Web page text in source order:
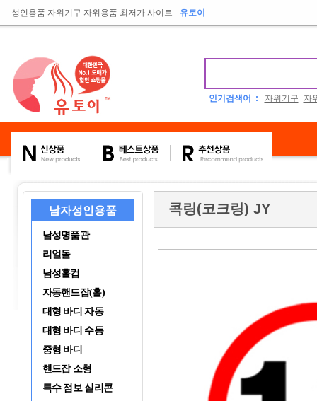
성인용품 자위기구 자위용품 최저가 사이트 - 유토이
인기검색어 : 자위기구 자
남자성인용품
남성명품관
리얼돌
남성홀컵
자동핸드잡(홀)
대형 바디 자동
대형 바디 수동
중형 바디
핸드잡 소형
특수 점보 실리콘
콕링(코크링) JY